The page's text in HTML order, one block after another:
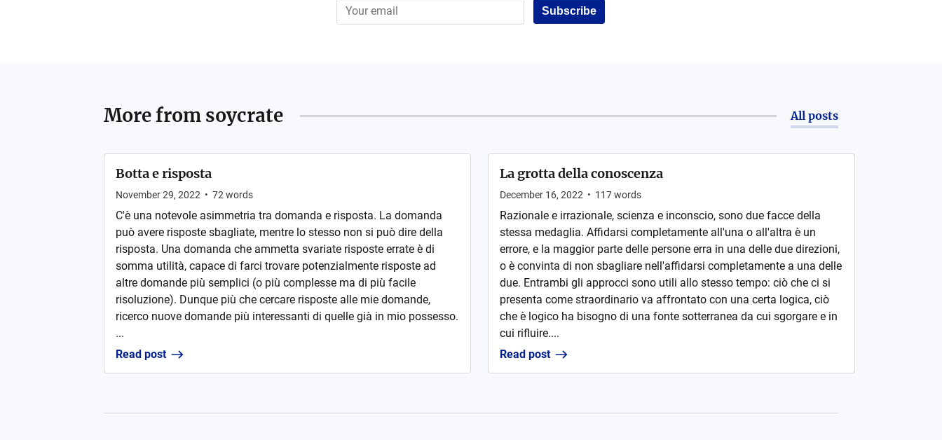
Subscribe
More from soycrate All posts
Botta e risposta
November 29, 2022 • 72 words
C'è una notevole asimmetria tra domanda e risposta. La domanda
può avere risposte sbagliate, mentre lo stesso non si può dire della
risposta. Una domanda che ammetta svariate risposte errate è di
somma utilità, capace di farci trovare potenzialmente risposte ad
altre domande più semplici (o più complesse ma di più facile
risoluzione). Dunque più che cercare risposte alle mie domande,
ricerco nuove domande più interessanti di quelle già in mio possesso.
...
Read post
La grotta della conoscenza
December 16, 2022 • 117words
Razionale e irrazionale, scienza e inconscio, sono due facce della
stessa medaglia. Affidarsi completamente all'una o all'altra è un
errore, e la maggior parte delle persone erra in una delle due direzioni,
o è convinta di non sbagliare nell'affidarsi completamente a una delle
due. Entrambi gli approcci sono utili allo stesso tempo: ciò che ci si
presenta come straordinario va affrontato con una certa logica, ciò
che è logico ha bisogno di una fonte sotterranea da cui sgorgare e in
cui rifluire....
Read post